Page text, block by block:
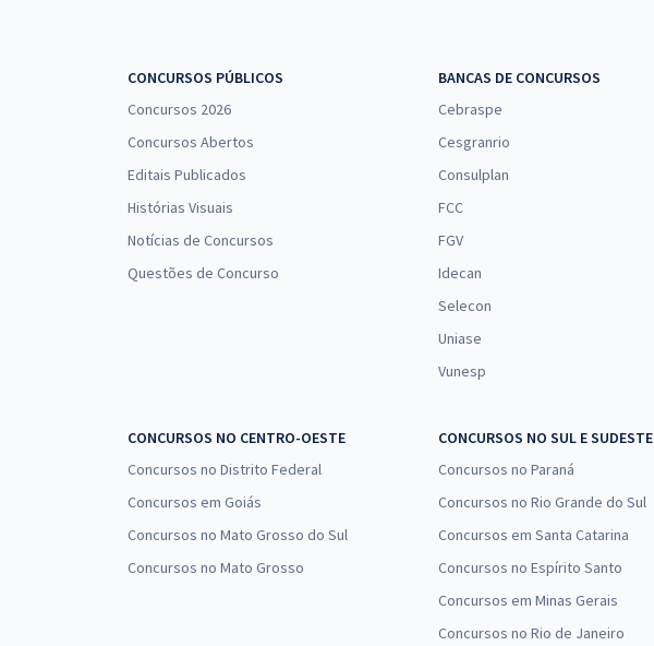
CONCURSOS PÚBLICOS
Concursos 2026
Concursos Abertos
Editais Publicados
Histórias Visuais
Notícias de Concursos
Questões de Concurso
BANCAS DE CONCURSOS
Cebraspe
Cesgranrio
Consulplan
FCC
FGV
Idecan
Selecon
Uniase
Vunesp
CONCURSOS NO CENTRO-OESTE
Concursos no Distrito Federal
Concursos em Goiás
Concursos no Mato Grosso do Sul
Concursos no Mato Grosso
CONCURSOS NO SUL E SUDESTE
Concursos no Paraná
Concursos no Rio Grande do Sul
Concursos em Santa Catarina
Concursos no Espírito Santo
Concursos em Minas Gerais
Concursos no Rio de Janeiro